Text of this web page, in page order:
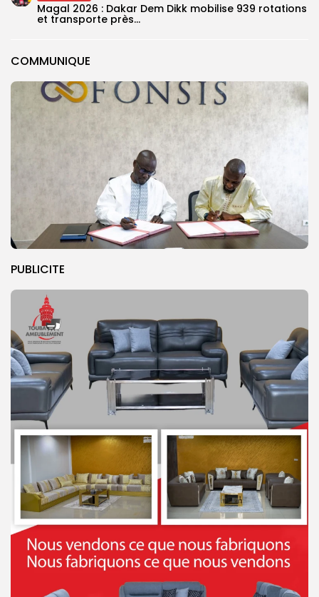
COMMUNIQUE
PUBLICITE
Magal 2026 : Dakar Dem Dikk mobilise 939 rotations
et transporte près...